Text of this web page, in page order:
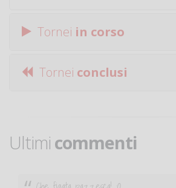
Tornei in corso
Tornei conclusi
Ultimi commenti